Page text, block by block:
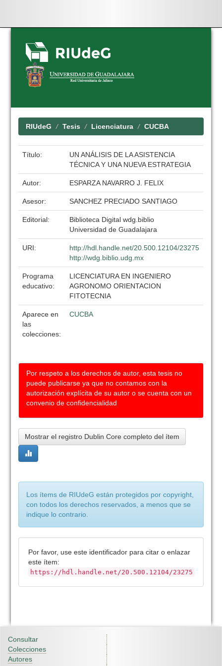
Skip
navigation
RIUdeG Tesis Licenciatura CUCBA
Título:
UN ANÁLISIS DE LA ASISTENCIA
TÉCNICA Y UNA NUEVA ESTRATEGIA
Autor: ESPARZA NAVARRO J. FELIX
Asesor: SANCHEZ PRECIADO SANTIAGO
Editorial:
Biblioteca Digital wdg.biblio
Universidad de Guadalajara
URI:
http://hdl.handle.net/20.500.12104/23275
http://wdg.biblio.udg.mx
Programa
educativo:
LICENCIATURA EN INGENIERO
AGRONOMO ORIENTACION
FITOTECNIA
Aparece en
las
colecciones:
CUCBA
Por respeto a los derechos de autor, esta tesis no
puede publicarse ya que no contamos con la
autorización explícita de su autor o se cuenta con un
convenio de confidencialidad
Mostrar el registro Dublin Core completo del ítem
Los ítems de RIUdeG están protegidos por copyright,
con todos los derechos reservados, a menos que se
indique lo contrario.
Por favor, use este identificador para citar o enlazar
este ítem:
https://hdl.handle.net/20.500.12104/23275
Consultar
Colecciones
Autores